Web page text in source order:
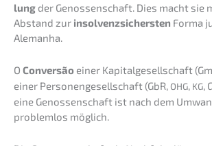
lung der Genos­sen­schaft. Dies macht sie
Abstand zur insol­venz­si­chers­ten Forma
Alemanha.
O Conver­são einer Kapital­ge­sell­schaft
einer Perso­nen­ge­sell­schaft (GbR, OHG, KG,
eine Genos­sen­schaft ist nach dem
problem­los möglich.